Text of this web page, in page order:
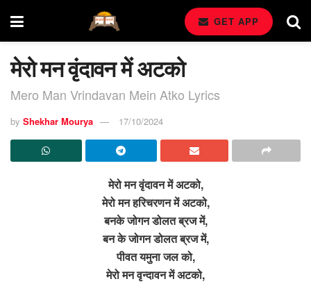
GET APP
मेरो मन वृंदावन में अटको
Mero Man Vrindavan Mein Atko Lyrics
by Shekhar Mourya 17/10/2024
मेरो मन वृंदावन में अटको,
मेरो मन हरिचरणन में अटको,
बनके जोगन डोलत ब्रज में,
बन के जोगन डोलत ब्रज में,
पीवत यमुना जल को,
मेरो मन वृन्दावन में अटको,